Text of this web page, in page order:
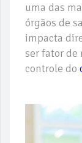
uma das
órgãos de
impacta
ser fator de
controle do